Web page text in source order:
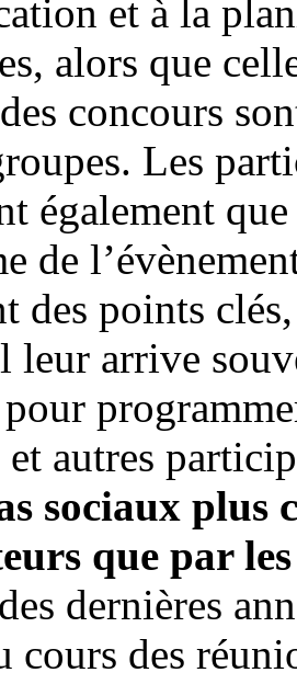
et à la
alors que
concours
Les
également
de
des points
leur arrive
et autres
sociaux plus
que par
dernières
cours des